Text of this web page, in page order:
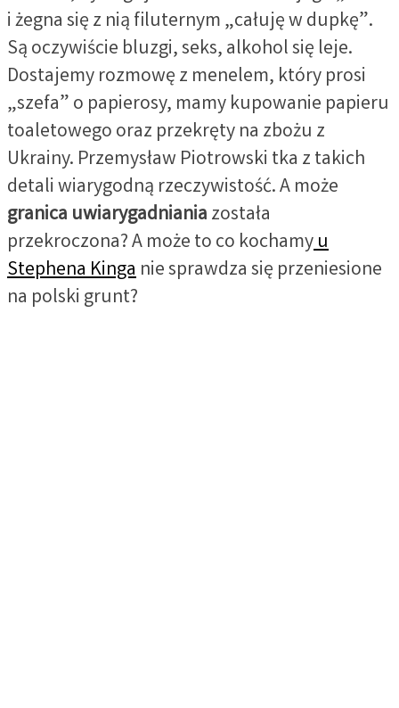
i żegna się z nią filuternym „całuję w dupkę”.
Są oczywiście bluzgi, seks, alkohol się leje.
Dostajemy rozmowę z menelem, który prosi
„szefa” o papierosy, mamy kupowanie papieru
toaletowego oraz przekręty na zbożu z
Ukrainy. Przemysław Piotrowski tka z takich
detali wiarygodną rzeczywistość. A może
granica uwiarygadnianiazostała
przekroczona? A może to co kochamyu
Stephena Kinganie sprawdza się przeniesione
na polski grunt?